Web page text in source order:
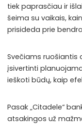
tiek paprasčiau ir
šeima su vaikais,
prisideda prie
Svečiams ruošiantis
įsivertinti
ieškoti būdų, kaip
Pasak „Citadele“
atsakingos už